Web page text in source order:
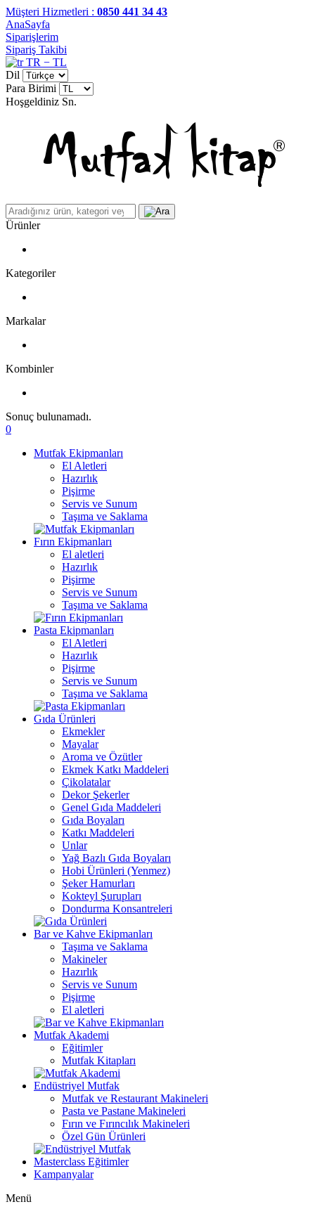
Müşteri Hizmetleri : 0850 441 34 43
AnaSayfa
Siparişlerim
Sipariş Takibi
TR − TL
Dil
Para Birimi
Hoşgeldiniz Sn.
Ürünler
Kategoriler
Markalar
Kombinler
Sonuç bulunamadı.
0
Mutfak Ekipmanları
El Aletleri
Hazırlık
Pişirme
Servis ve Sunum
Taşıma ve Saklama
Fırın Ekipmanları
El aletleri
Hazırlık
Pişirme
Servis ve Sunum
Taşıma ve Saklama
Pasta Ekipmanları
El Aletleri
Hazırlık
Pişirme
Servis ve Sunum
Taşıma ve Saklama
Gıda Ürünleri
Ekmekler
Mayalar
Aroma ve Özütler
Ekmek Katkı Maddeleri
Çikolatalar
Dekor Şekerler
Genel Gıda Maddeleri
Gıda Boyaları
Katkı Maddeleri
Unlar
Yağ Bazlı Gıda Boyaları
Hobi Ürünleri (Yenmez)
Şeker Hamurları
Kokteyl Şurupları
Dondurma Konsantreleri
Bar ve Kahve Ekipmanları
Taşıma ve Saklama
Makineler
Hazırlık
Servis ve Sunum
Pişirme
El aletleri
Mutfak Akademi
Eğitimler
Mutfak Kitapları
Endüstriyel Mutfak
Mutfak ve Restaurant Makineleri
Pasta ve Pastane Makineleri
Fırın ve Fırıncılık Makineleri
Özel Gün Ürünleri
Masterclass Eğitimler
Kampanyalar
Menü